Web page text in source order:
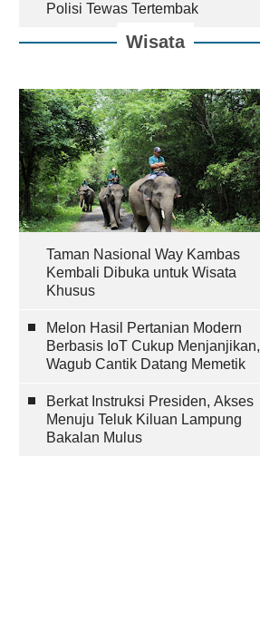
Polisi Tewas Tertembak
Wisata
Taman Nasional Way Kambas
Kembali Dibuka untuk Wisata
Khusus
Melon Hasil Pertanian Modern
Berbasis IoT Cukup Menjanjikan,
Wagub Cantik Datang Memetik
Berkat Instruksi Presiden, Akses
Menuju Teluk Kiluan Lampung
Bakalan Mulus